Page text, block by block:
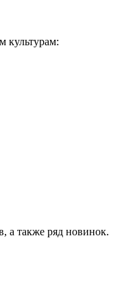
культурам:
а также ряд новинок.